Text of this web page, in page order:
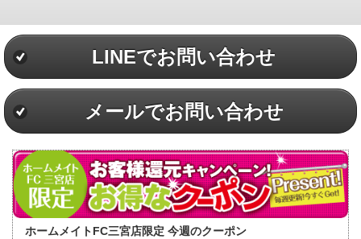
LINEでお問い合わせ
メールでお問い合わせ
ホームメイトFC三宮店限定 今週のクーポン